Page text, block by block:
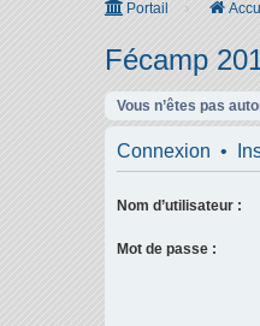
Portail
Fécamp
Vous n’êtes pas
Connexion •
Nom d’utilisateur :
Mot de passe :